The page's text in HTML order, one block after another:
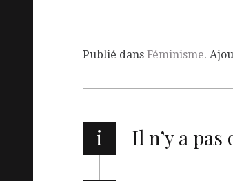
Publié dans Féminisme.
i Il n’y a